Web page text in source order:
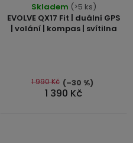
EVOLVE QX17 Fit | duální GPS
| volání | kompas | svítilna
Skladem (>5 ks)
1 390 Kč
1 990 Kč (–30 %)